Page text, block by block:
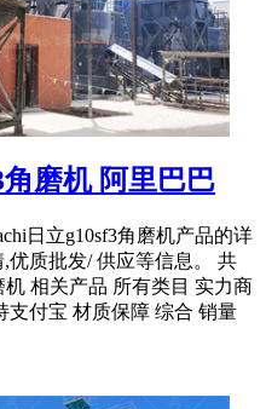
磨机 阿里巴巴
日立g10sf3角磨机产品的详
优质批发/ 供应等信息。 共
机 相关产品 所有类目 实力商
支付宝 材质保障 综合 销量